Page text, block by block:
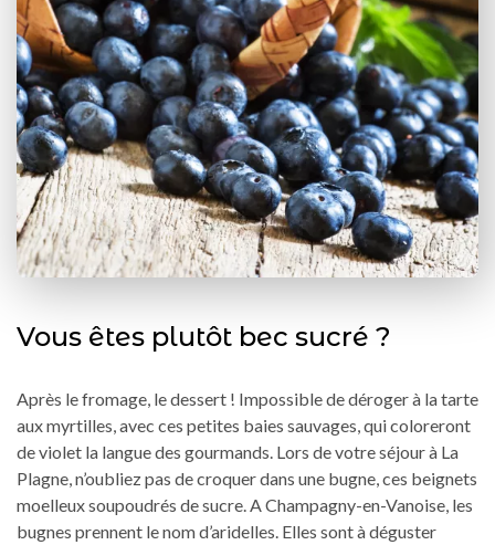
Vous êtes plutôt bec sucré ?
Après le fromage, le dessert ! Impossible de déroger à la tarte
aux myrtilles, avec ces petites baies sauvages, qui coloreront
de violet la langue des gourmands. Lors de votre séjour à La
Plagne, n’oubliez pas de croquer dans une bugne, ces beignets
moelleux soupoudrés de sucre. A Champagny-en-Vanoise, les
bugnes prennent le nom d’aridelles. Elles sont à déguster